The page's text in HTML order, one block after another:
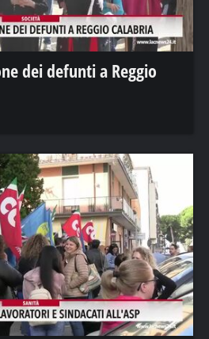
dei defunti a Reggio